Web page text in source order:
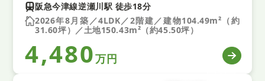
阪急今津線逆瀬川駅 徒歩18分
2026年8月築／4LDK／2階建／建物104.49m²（約
31.60坪）／土地150.43m²（約45.50坪）
4,480万円